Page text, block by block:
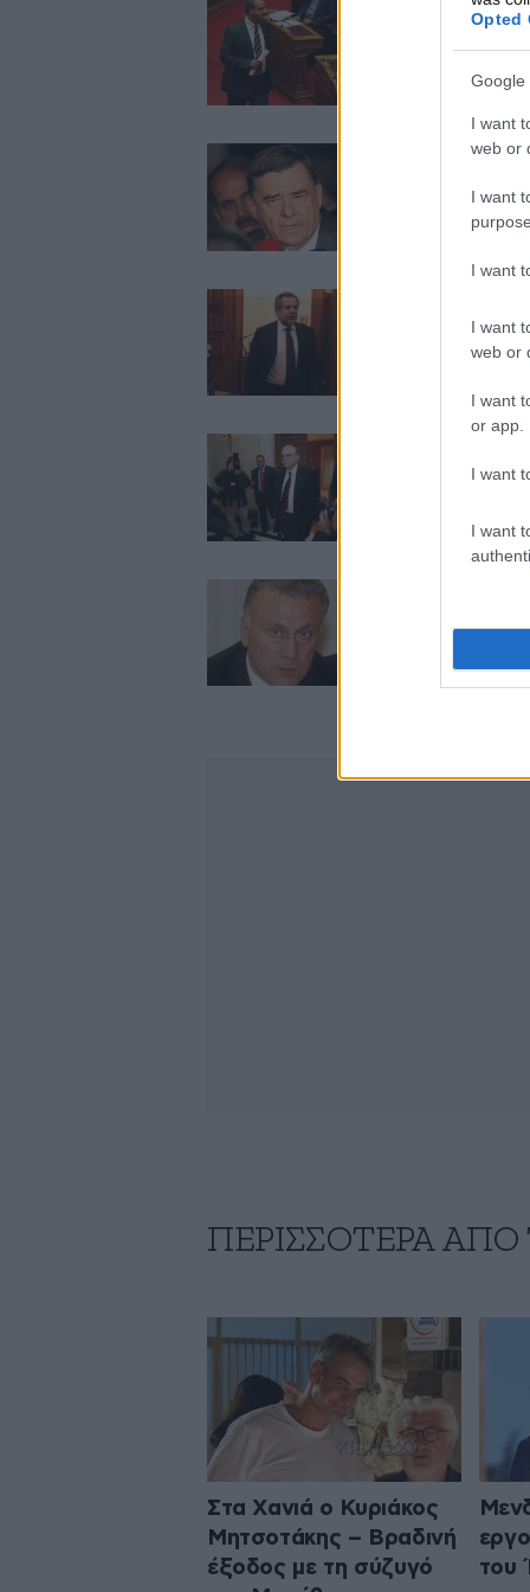
Opted
Google
I want
web or
I want
I want
I want
web or
I want
or app.
I want
I want
«Οι πράξεις
«Ψίθυροι» για
Ξεκινά σε λίγα
ΠΕΡΙΣΣΟΤΕΡΑ
Στα Χανιά ο Κυριάκος
Μητσοτάκης – Βραδινή
έξοδος με τη σύζυγό
του